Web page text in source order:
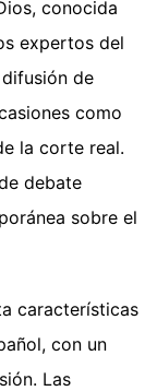
conocida
expertos del
de
como
la corte real.
debate
sobre el
características
con un
Las